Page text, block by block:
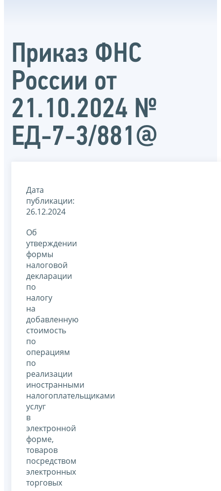
Приказ ФНС
России от
21.10.2024 №
ЕД-7-3/881@
Дата
публикации:
26.12.2024
Об
утверждении
формы
налоговой
декларации
по
налогу
на
добавленную
стоимость
по
операциям
по
реализации
иностранными
налогоплательщиками
услуг
в
электронной
форме,
товаров
посредством
электронных
торговых